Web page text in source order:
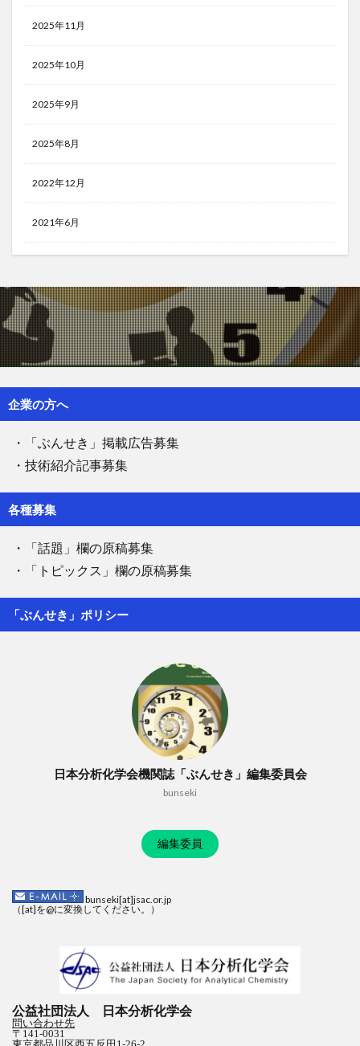
2025年11月
2025年10月
2025年9月
2025年8月
2022年12月
2021年6月
企業の方へ
・「ぶんせき」掲載広告募集
・技術紹介記事募集
各種募集
・「話題」欄の原稿募集
・「トピックス」欄の原稿募集
「ぶんせき」ポリシー
日本分析化学会機関誌「ぶんせき」編集委員会
bunseki
編集委員
bunseki[at]jsac.or.jp
（[at]を@に変換してください。）
公益社団法人 日本分析化学会
問い合わせ先
〒141-0031